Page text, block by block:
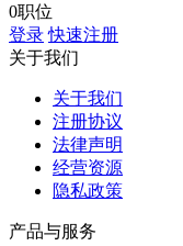
0职位
登录 快速注册
关于我们
关于我们
注册协议
法律声明
经营资源
隐私政策
产品与服务